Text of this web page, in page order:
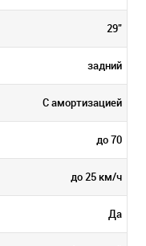
29"
задний
С амортизацией
до 70
до 25 км/ч
Да